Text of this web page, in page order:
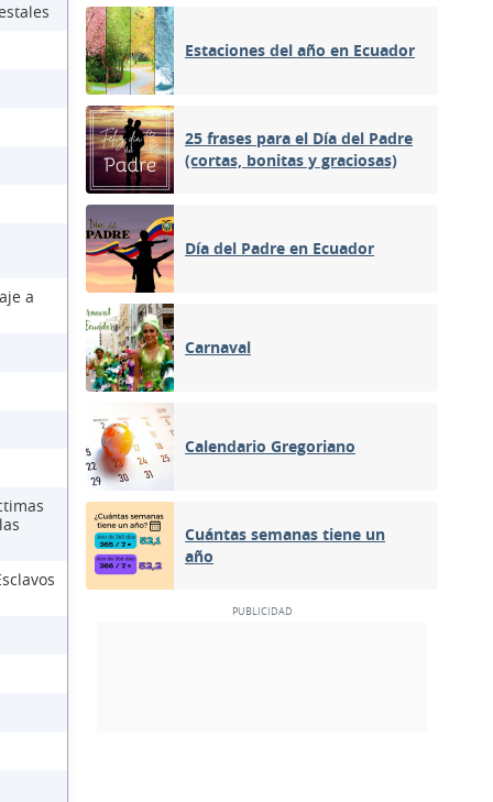
a
Estaciones del año en Ecuador
25 frases para el Día del Padre
(cortas, bonitas y graciosas)
Día del Padre en Ecuador
Carnaval
Calendario Gregoriano
Cuántas semanas tiene un
año